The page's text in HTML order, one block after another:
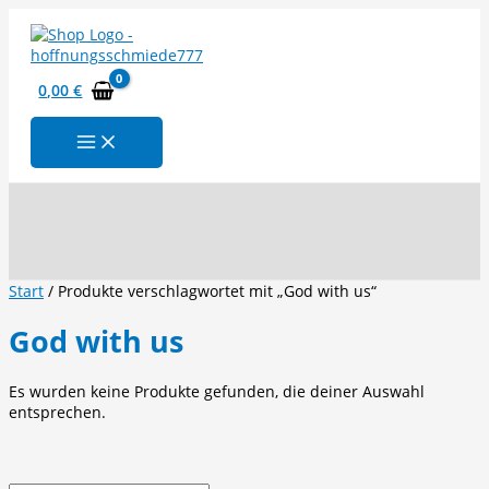
Inhalt
springen
0,00€
Start / Produkte verschlagwortet mit „God with us“
God with us
Es wurden keine Produkte gefunden, die deiner Auswahl
entsprechen.